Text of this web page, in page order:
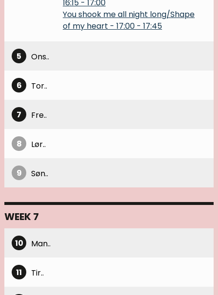
16:15 - 17:00
You shook me all night long/Shape
of my heart - 17:00 - 17:45
5 Ons..
6 Tor..
7 Fre..
8 Lør..
9 Søn..
WEEK 7
10 Man..
11 Tir..